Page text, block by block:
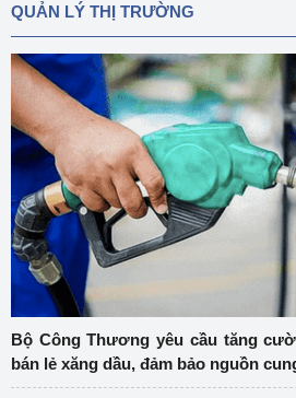
QUẢN LÝ THỊ TRƯỜNG
Bộ Công Thương yêu cầu tăng
bán lẻ xăng dầu, đảm bảo nguồn